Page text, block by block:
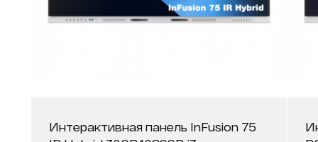
Интерактивная панель InFusion 75